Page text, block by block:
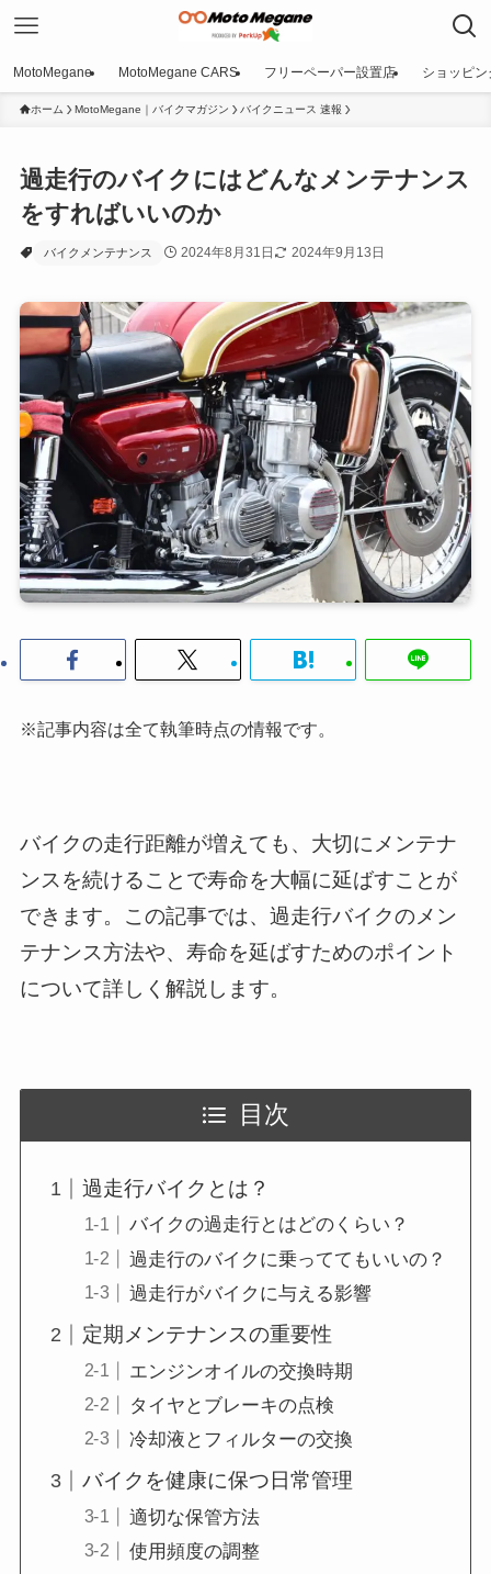
MotoMegane MotoMegane CARS フリーペーパー設置店 ショッピン
ホーム MotoMegane｜バイクマガジン バイクニュース 速報
過走行のバイクにはどんなメンテナンス
をすればいいのか
バイクメンテナンス 2024年8月31日 2024年9月13日
※記事内容は全て執筆時点の情報です。
バイクの走行距離が増えても、大切にメンテナ
ンスを続けることで寿命を大幅に延ばすことが
できます。この記事では、過走行バイクのメン
テナンス方法や、寿命を延ばすためのポイント
について詳しく解説します。
目次
過走行バイクとは？
バイクの過走行とはどのくらい？
過走行のバイクに乗っててもいいの？
過走行がバイクに与える影響
定期メンテナンスの重要性
エンジンオイルの交換時期
タイヤとブレーキの点検
冷却液とフィルターの交換
バイクを健康に保つ日常管理
適切な保管方法
使用頻度の調整